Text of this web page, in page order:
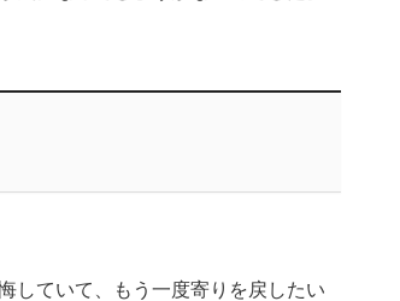
していて、もう一度寄りを戻したい